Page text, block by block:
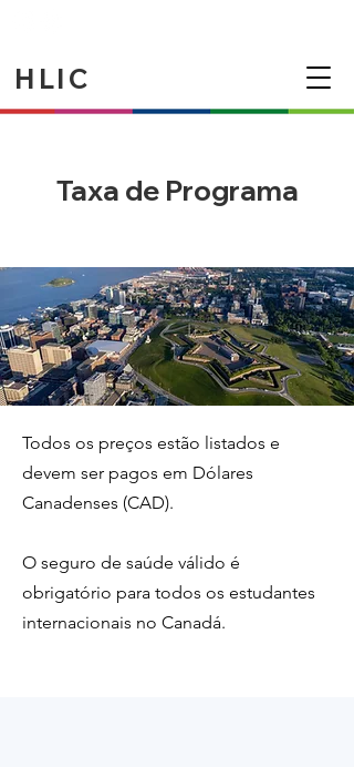
HLIC
Taxa de Programa
Todos os preços estão listados e
devem ser pagos em Dólares
Canadenses (CAD).
O seguro de saúde válido é
obrigatório para todos os estudantes
internacionais no Canadá.